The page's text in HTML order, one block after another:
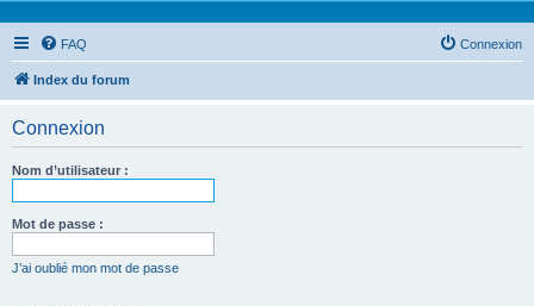
FAQ Connexion
Index du forum
Connexion
Nom d’utilisateur :
Mot de passe :
J’ai oublié mon mot de passe